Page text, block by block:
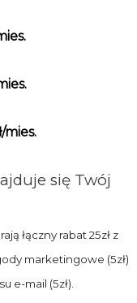
mies.
się Twój
łączny rabat 25zł z
marketingowe (5zł)
e-mail (5zł).